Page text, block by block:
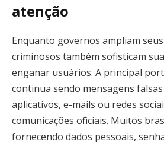
atenção
Enquanto governos ampliam
criminosos também sofisticam
enganar usuários. A principal
continua sendo mensagens
aplicativos, e-mails ou redes
comunicações oficiais. Muitos
fornecendo dados pessoais,